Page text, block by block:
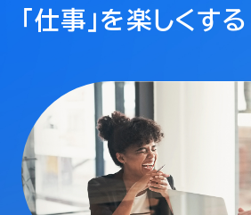
「仕事」を楽しくする